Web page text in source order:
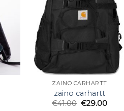
ZAINO CARHARTT
zaino carhartt
€41.00 €29.00